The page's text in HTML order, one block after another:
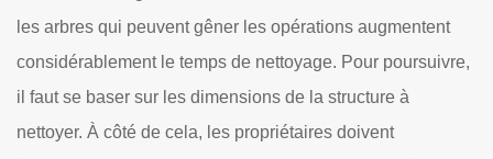
peuvent gagner beaucoup de temps, car les opérations se
résument en un seul passage. Le souci réside dans le fait
que la trop forte pression fragilise les ardoises. La méthode
ne s'utilise donc que pour les couvertures en métaux.